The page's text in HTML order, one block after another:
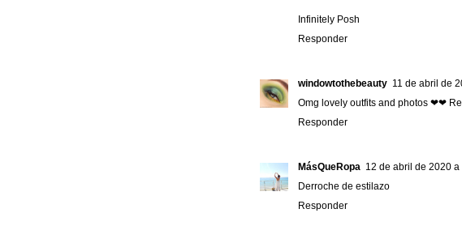
Infinitely Posh
Responder
windowtothebeauty 11 de abril de
Omg lovely outfits and photos ❤❤
Responder
MásQueRopa 12 de abril de 2020 a
Derroche de estilazo
Responder